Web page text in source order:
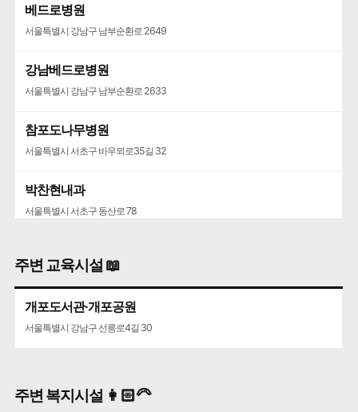
베드로병원
서울특별시 강남구 남부순환로 2649
강남베드로병원
서울특별시 강남구 남부순환로 2633
참포도나무병원
서울특별시 서초구 바우뫼로35길 32
박찬현내과
서울특별시 서초구 동산로 78
주변 교육시설 📖
개포도서관·개포공원
서울특별시 강남구 선릉로4길 30
주변 복지시설 👩🏻‍🦳